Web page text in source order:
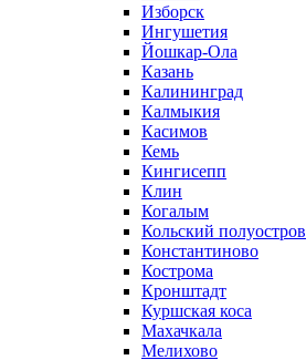
Изборск
Ингушетия
Йошкар-Ола
Казань
Калининград
Калмыкия
Касимов
Кемь
Кингисепп
Клин
Когалым
Кольский полуостров
Константиново
Кострома
Кронштадт
Куршская коса
Махачкала
Мелихово